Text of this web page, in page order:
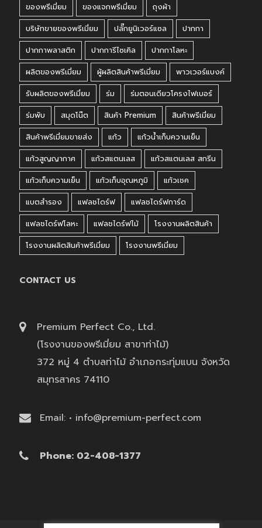
ของพรีเมี่ยม
ของแจกพรีเมี่ยม
ถุงผ้า
บริษัทขายของพรีเมี่ยม
ปลั๊กยูนิเวอร์แซล
ปากกา
ปากกาพลาสติก
ปากการีไซเคิล
ปากกาโลหะ
ผลิตของพรีเมี่ยม
ผู้ผลิตสินค้าพรีเมี่ยม
พาวเวอร์แบงค์
รับผลิตของพรีเมี่ยม
ร่ม
ร่มตอนเดียวโครงไฟเบอร์
ร่มพับ
สมุดโน๊ต สินค้า Premium
สินค้าพรีเมี่ยม
สินค้าพรีเมี่ยมขายส่ง
แก้ว
แก้วน้ำเก็บความเย็น
แก้วสูญญากาศ
แก้วสแตนเลส
แก้วสแตนเลส สกรีน
แก้วเก็บความเย็น
แก้วเก็บอุณหภูมิ
แก้วเชค
แบตสำรอง
แฟลชไดร์ฟ
แฟลชไดร์ฟการ์ด
แฟลชไดร์ฟโลหะ
แฟลชไดร์ฟไม้
โรงงานผลิตสินค้า
โรงงานผลิตสินค้าพรีเมี่ยม
โรงงานพรีเมี่ยม
CONTACT US
Premium Perfect Co., Ltd.
(โรงงานของพรีเมี่ยม สาขาท่าไม้)
372 หมู่ 4 ตำบลท่าไม้ อำเภอกระทุ่มแบน จังหวัด
สมุทรสาคร 74110
Email: • info@premium-perfect.com
Phone: 02-408-1377